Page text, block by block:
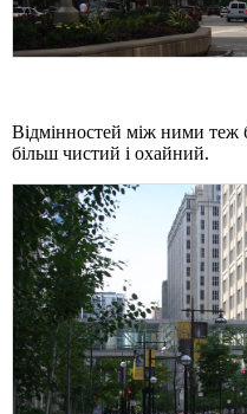
Відмінностей між ними теж
більш чистий і охайний.